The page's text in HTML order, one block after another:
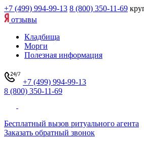
+7 (499) 994-99-13 8 (800) 350-11-69
отзывы
Кладбища
Морги
Полезная информация
+7 (499) 994-99-13
8 (800) 350-11-69
Бесплатный вызов ритуального агента
Заказать обратный звонок